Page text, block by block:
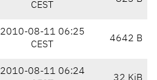
CEST
2010-08-11 06:25
CEST
4642 B
2010-08-11 06:24